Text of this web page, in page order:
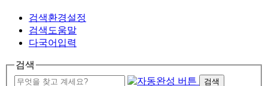
검색환경설정
검색도움말
다국어입력
검색
검색